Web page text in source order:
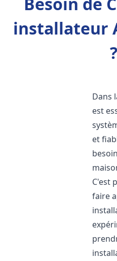
installateur
?
Dans
est
et
C'est
faire